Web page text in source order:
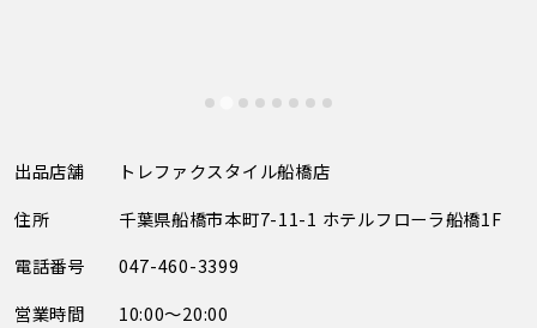
出品店舗
トレファクスタイル船橋店
住所
千葉県船橋市本町7-11-1 ホテルフローラ船橋1F
電話番号
047-460-3399
営業時間
10:00～20:00